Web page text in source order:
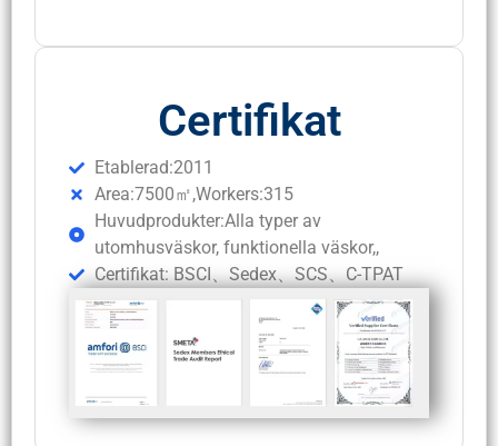
Certifikat
Etablerad:2011
Area:7500㎡,Workers:315
Huvudprodukter:Alla typer av
utomhusväskor, funktionella väskor,,
Certifikat: BSCI、Sedex、SCS、C-TPAT